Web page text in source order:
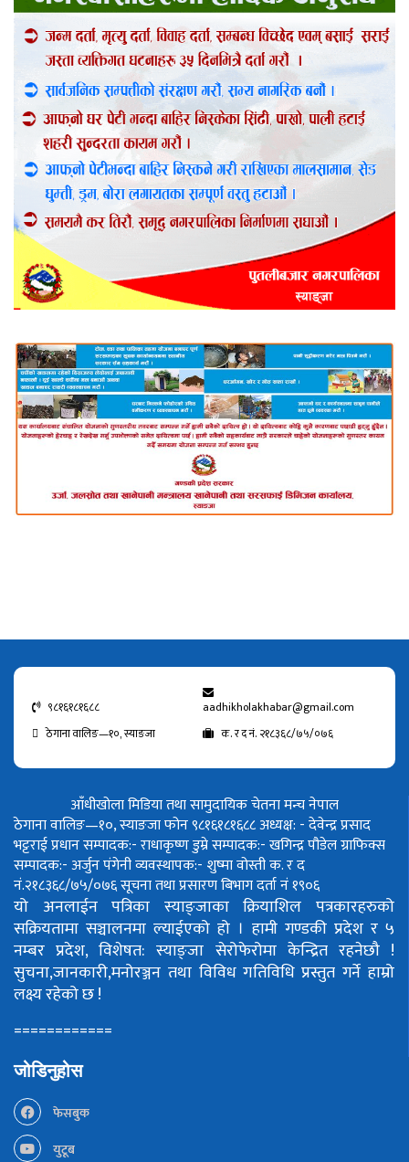
९८१६१८१६८८
aadhikholakhabar@gmail.com
ठेगाना वालिङ—१०, स्याङजा
क. र द नं. २१८३६८/७५/०७६
आँधीखोला मिडिया तथा सामुदायिक चेतना मन्च नेपाल
ठेगाना वालिङ—१०, स्याङजा फोन ९८१६१८१६८८अध्यक्ष: - देवेन्द्र प्रसाद
भट्टराईप्रधान सम्पादक:- राधाकृष्ण डुम्रेसम्पादक:- खगिन्द्र पौडेलग्राफिक्स
सम्पादक:- अर्जुन पंगेनीव्यवस्थापक:- शुष्मा वोस्तीक. र द
नं.२१८३६८/७५/०७६सूचना तथा प्रसारण बिभाग दर्ता नं १९०६
यो अनलाईन पत्रिका स्याङ्जाका क्रियाशिल पत्रकारहरुको
सक्रियतामा सञ्चालनमा ल्याईएको हो । हामी गण्डकी प्रदेश र ५
नम्बर प्रदेश, विशेषत: स्याङ्जा सेरोफेरोमा केन्द्रित रहनेछौ !
सुचना,जानकारी,मनोरञ्जन तथा विविध गतिविधि प्रस्तुत गर्ने हाम्रो
लक्ष्य रहेको छ !
============
जोडिनुहोस
फेसबुक
युटूब